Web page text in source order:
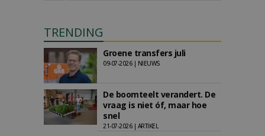
TRENDING
Groene transfers juli
09-07-2026 | NIEUWS
De boomteelt verandert. De
vraag is niet óf, maar hoe
snel
21-07-2026 | ARTIKEL